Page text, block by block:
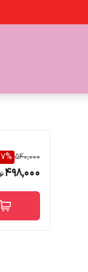
540,000
7%
498,000